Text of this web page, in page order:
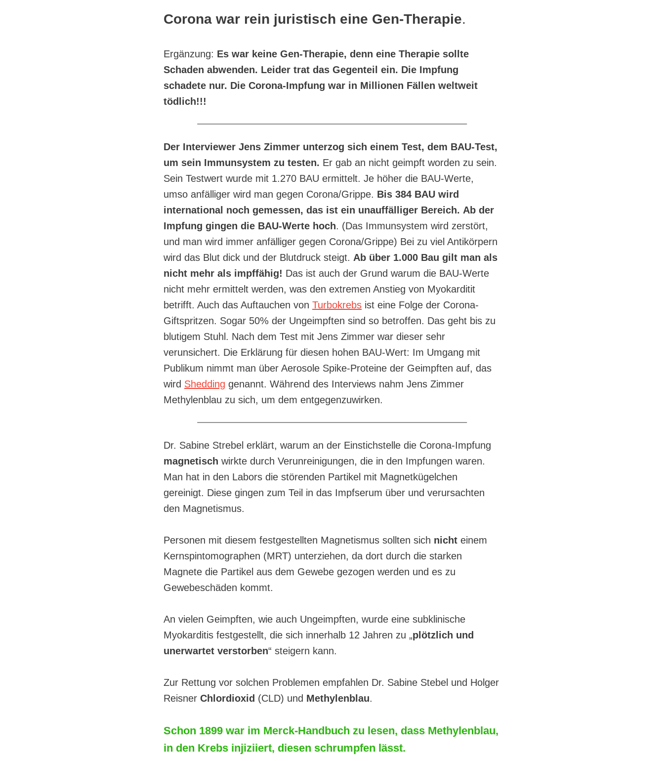
Corona war rein juristisch eine Gen-Therapie.
Ergänzung: Es war keine Gen-Therapie, denn eine Therapie sollte
Schaden abwenden. Leider trat das Gegenteil ein. Die Impfung
schadete nur. Die Corona-Impfung war in Millionen Fällen weltweit
tödlich!!!
Der Interviewer Jens Zimmer unterzog sich einem Test, dem BAU-Test,
um sein Immunsystem zu testen. Er gab an nicht geimpft worden zu sein.
Sein Testwert wurde mit 1.270 BAU ermittelt. Je höher die BAU-Werte,
umso anfälliger wird man gegen Corona/Grippe. Bis 384 BAU wird
international noch gemessen, das ist ein unauffälliger Bereich. Ab der
Impfung gingen die BAU-Werte hoch. (Das Immunsystem wird zerstört,
und man wird immer anfälliger gegen Corona/Grippe) Bei zu viel Antikörpern
wird das Blut dick und der Blutdruck steigt. Ab über 1.000 Bau gilt man als
nicht mehr als impffähig! Das ist auch der Grund warum die BAU-Werte
nicht mehr ermittelt werden, was den extremen Anstieg von Myokarditit
betrifft. Auch das Auftauchen von Turbokrebs ist eine Folge der Corona-
Giftspritzen. Sogar 50% der Ungeimpften sind so betroffen. Das geht bis zu
blutigem Stuhl. Nach dem Test mit Jens Zimmer war dieser sehr
verunsichert. Die Erklärung für diesen hohen BAU-Wert: Im Umgang mit
Publikum nimmt man über Aerosole Spike-Proteine der Geimpften auf, das
wird Shedding genannt. Während des Interviews nahm Jens Zimmer
Methylenblau zu sich, um dem entgegenzuwirken.
Dr. Sabine Strebel erklärt, warum an der Einstichstelle die Corona-Impfung
magnetisch wirkte durch Verunreinigungen, die in den Impfungen waren.
Man hat in den Labors die störenden Partikel mit Magnetkügelchen
gereinigt. Diese gingen zum Teil in das Impfserum über und verursachten
den Magnetismus.
Personen mit diesem festgestellten Magnetismus sollten sich nicht einem
Kernspintomographen (MRT) unterziehen, da dort durch die starken
Magnete die Partikel aus dem Gewebe gezogen werden und es zu
Gewebeschäden kommt.
An vielen Geimpften, wie auch Ungeimpften, wurde eine subklinische
Myokarditis festgestellt, die sich innerhalb 12 Jahren zu „plötzlich und
unerwartet verstorben“ steigern kann.
Zur Rettung vor solchen Problemen empfahlen Dr. Sabine Stebel und Holger
Reisner Chlordioxid (CLD) und Methylenblau.
Schon 1899 war im Merck-Handbuch zu lesen, dass Methylenblau,
in den Krebs injiziiert, diesen schrumpfen lässt.